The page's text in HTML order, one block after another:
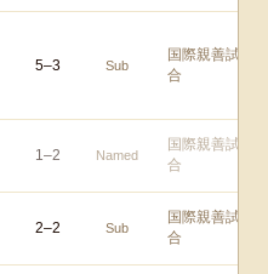
5–3 Sub
国際親善試
合
1–2 Named
国際親善試
合
2–2 Sub
国際親善試
合